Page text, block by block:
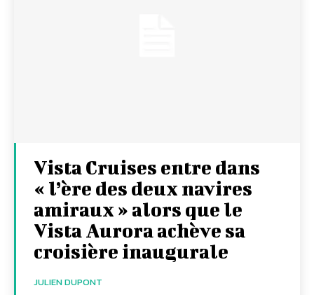
Vista Cruises entre dans
« l’ère des deux navires
amiraux » alors que le
Vista Aurora achève sa
croisière inaugurale
JULIEN DUPONT